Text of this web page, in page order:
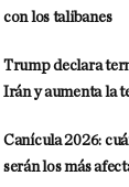
con los talibanes
Trump declara
Irán y aumenta la
Canícula 2026:
serán los más